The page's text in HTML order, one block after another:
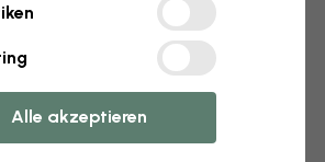
Tapete
Alle akzeptieren